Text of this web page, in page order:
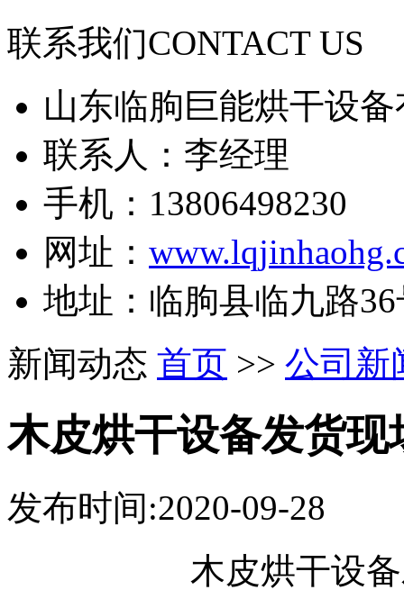
联系我们CONTACT US
山东临朐巨能烘干设
联系人：李经理
手机：13806498230
网址：
地址：临朐县临九路36
新闻动态 首页 >> 公司新
木皮烘干设备发货现
发布时间:2020-09-28
木皮烘干设